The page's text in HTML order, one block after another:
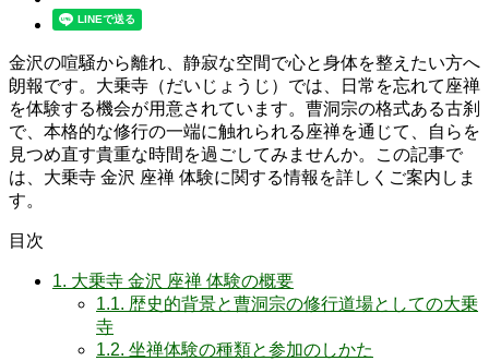
金沢の喧騒から離れ、静寂な空間で心と身体を整えたい方へ
朗報です。大乗寺（だいじょうじ）では、日常を忘れて座禅
を体験する機会が用意されています。曹洞宗の格式ある古刹
で、本格的な修行の一端に触れられる座禅を通じて、自らを
見つめ直す貴重な時間を過ごしてみませんか。この記事で
は、大乗寺 金沢 座禅 体験に関する情報を詳しくご案内しま
す。
目次
1. 大乗寺 金沢 座禅 体験の概要
1.1. 歴史的背景と曹洞宗の修行道場としての大乗
寺
1.2. 坐禅体験の種類と参加のしかた